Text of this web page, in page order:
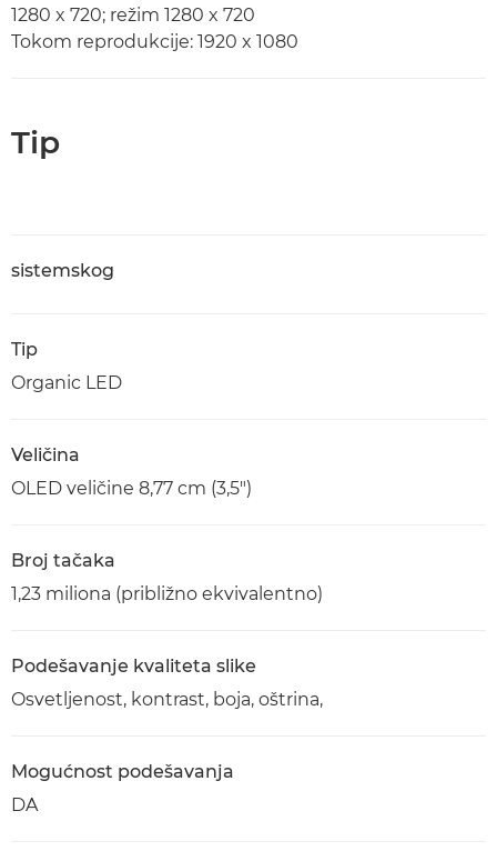
1280 x 720; režim 1280 x 720
Tokom reprodukcije: 1920 x 1080
Tip
sistemskog
Tip
Organic LED
Veličina
OLED veličine 8,77 cm (3,5")
Broj tačaka
1,23 miliona (približno ekvivalentno)
Podešavanje kvaliteta slike
Osvetljenost, kontrast, boja, oštrina,
Mogućnost podešavanja
DA